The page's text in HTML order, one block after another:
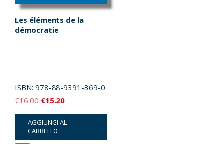
Les éléments de la
démocratie
ISBN: 978-88-9391-369-0
€16.00 Il
prezzo
originale
era:
€15.20Il
prezzo
attuale
è:
AGGIUNGI AL
CARRELLO